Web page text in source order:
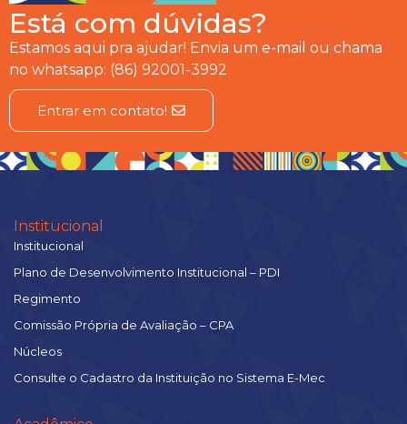
Está com dúvidas?
Estamos aqui pra ajudar! Envia um e-mail ou chama
no whatsapp: (86) 92001-3992
Entrar em contato!
Institucional
Institucional
Plano de Desenvolvimento Institucional – PDI
Regimento
Comissão Própria de Avaliação – CPA
Núcleos
Consulte o Cadastro da Instituição no Sistema E-Mec